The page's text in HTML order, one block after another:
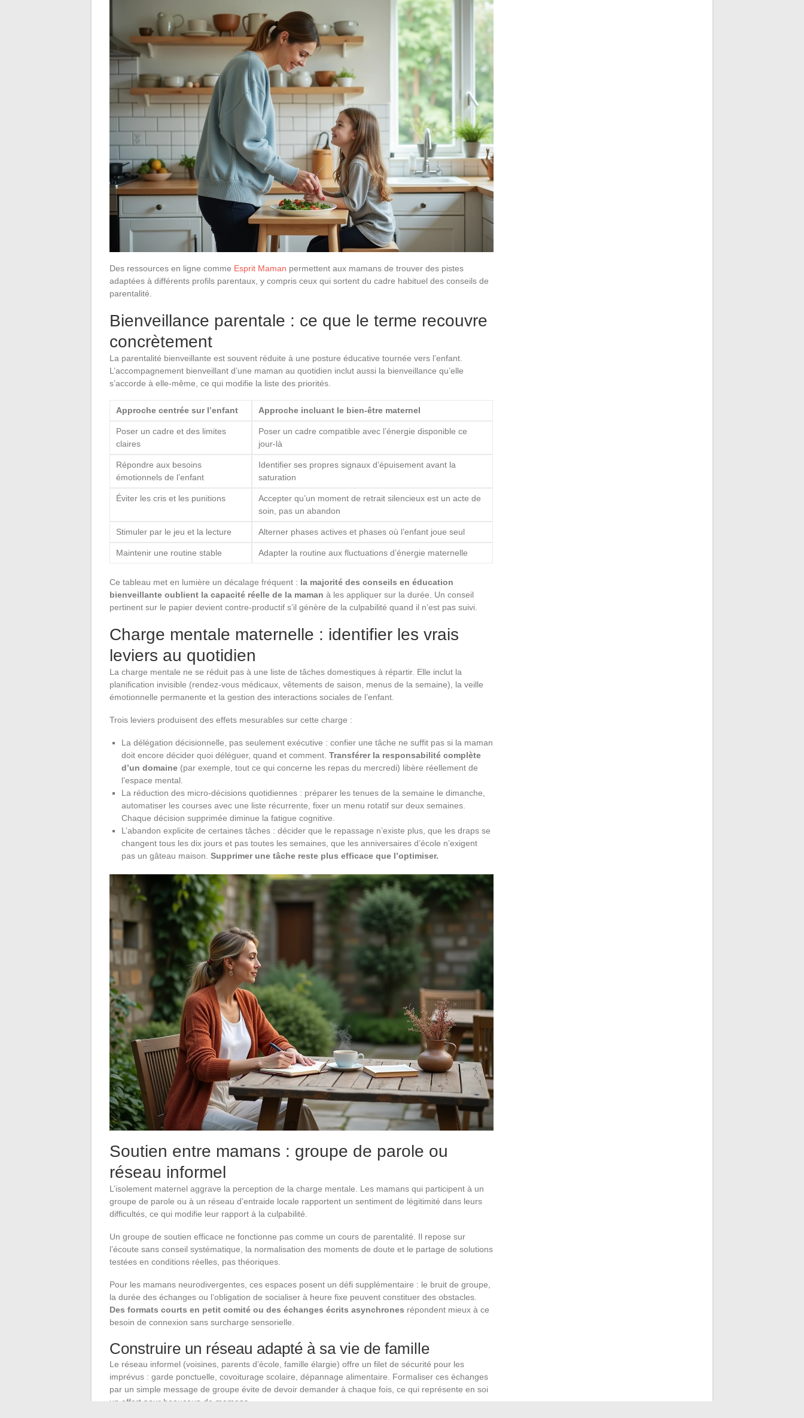
Des ressources en ligne comme Esprit Maman permettent aux mamans de trouver des pistes
adaptées à différents profils parentaux, y compris ceux qui sortent du cadre habituel des conseils de
parentalité.
Bienveillance parentale : ce que le terme recouvre
concrètement
La parentalité bienveillante est souvent réduite à une posture éducative tournée vers l’enfant.
L’accompagnement bienveillant d’une maman au quotidien inclut aussi la bienveillance qu’elle
s’accorde à elle-même, ce qui modifie la liste des priorités.
Approche centrée sur l’enfant Approche incluant le bien-être maternel
Poser un cadre et des limites
claires
Poser un cadre compatible avec l’énergie disponible ce
jour-là
Répondre aux besoins
émotionnels de l’enfant
Identifier ses propres signaux d’épuisement avant la
saturation
Éviter les cris et les punitions
Accepter qu’un moment de retrait silencieux est un acte de
soin, pas un abandon
Stimuler par le jeu et la lecture Alterner phases actives et phases où l’enfant joue seul
Maintenir une routine stable Adapter la routine aux fluctuations d’énergie maternelle
Ce tableau met en lumière un décalage fréquent : la majorité des conseils en éducation
bienveillante oublient la capacité réelle de la maman à les appliquer sur la durée. Un conseil
pertinent sur le papier devient contre-productif s’il génère de la culpabilité quand il n’est pas suivi.
Charge mentale maternelle : identifier les vrais
leviers au quotidien
La charge mentale ne se réduit pas à une liste de tâches domestiques à répartir. Elle inclut la
planification invisible (rendez-vous médicaux, vêtements de saison, menus de la semaine), la veille
émotionnelle permanente et la gestion des interactions sociales de l’enfant.
Trois leviers produisent des effets mesurables sur cette charge :
La délégation décisionnelle, pas seulement exécutive : confier une tâche ne suffit pas si la maman
doit encore décider quoi déléguer, quand et comment. Transférer la responsabilité complète
d’un domaine (par exemple, tout ce qui concerne les repas du mercredi) libère réellement de
l’espace mental.
La réduction des micro-décisions quotidiennes : préparer les tenues de la semaine le dimanche,
automatiser les courses avec une liste récurrente, fixer un menu rotatif sur deux semaines.
Chaque décision supprimée diminue la fatigue cognitive.
L’abandon explicite de certaines tâches : décider que le repassage n’existe plus, que les draps se
changent tous les dix jours et pas toutes les semaines, que les anniversaires d’école n’exigent
pas un gâteau maison. Supprimer une tâche reste plus efficace que l’optimiser.
Soutien entre mamans : groupe de parole ou
réseau informel
L’isolement maternel aggrave la perception de la charge mentale. Les mamans qui participent à un
groupe de parole ou à un réseau d’entraide locale rapportent un sentiment de légitimité dans leurs
difficultés, ce qui modifie leur rapport à la culpabilité.
Un groupe de soutien efficace ne fonctionne pas comme un cours de parentalité. Il repose sur
l’écoute sans conseil systématique, la normalisation des moments de doute et le partage de solutions
testées en conditions réelles, pas théoriques.
Pour les mamans neurodivergentes, ces espaces posent un défi supplémentaire : le bruit de groupe,
la durée des échanges ou l’obligation de socialiser à heure fixe peuvent constituer des obstacles.
Des formats courts en petit comité ou des échanges écrits asynchrones répondent mieux à ce
besoin de connexion sans surcharge sensorielle.
Construire un réseau adapté à sa vie de famille
Le réseau informel (voisines, parents d’école, famille élargie) offre un filet de sécurité pour les
imprévus : garde ponctuelle, covoiturage scolaire, dépannage alimentaire. Formaliser ces échanges
par un simple message de groupe évite de devoir demander à chaque fois, ce qui représente en soi
un effort pour beaucoup de mamans.